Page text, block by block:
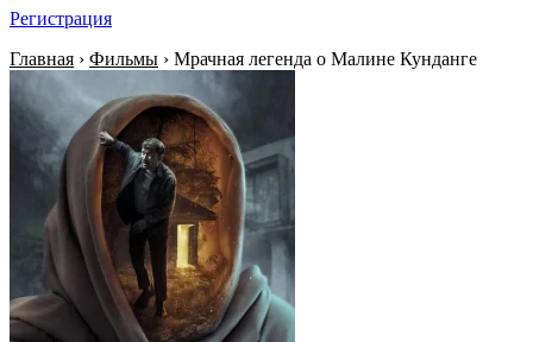
Регистрация
Главная › Фильмы › Мрачная легенда о Малине Кунданге